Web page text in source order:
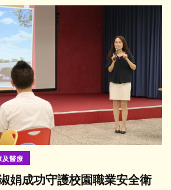
及醫療
娟成功守護校園職業安全衛